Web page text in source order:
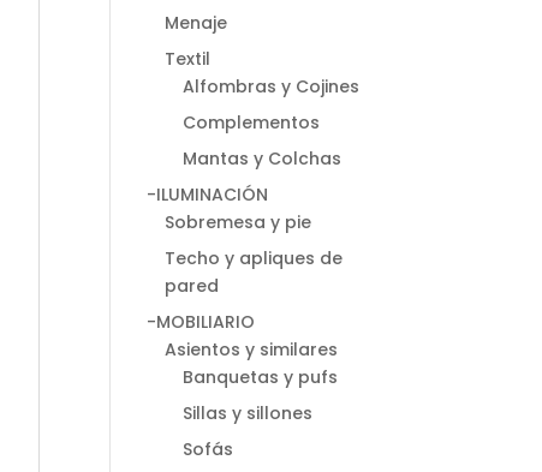
Menaje
Textil
Alfombras y Cojines
Complementos
Mantas y Colchas
-ILUMINACIÓN
Sobremesa y pie
Techo y apliques de
pared
-MOBILIARIO
Asientos y similares
Banquetas y pufs
Sillas y sillones
Sofás